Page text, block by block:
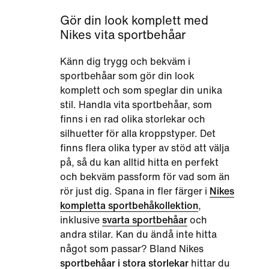
Gör din look komplett med
Nikes vita sportbehåar
Känn dig trygg och bekväm i
sportbehåar som gör din look
komplett och som speglar din unika
stil. Handla vita sportbehåar, som
finns i en rad olika storlekar och
silhuetter för alla kroppstyper. Det
finns flera olika typer av stöd att välja
på, så du kan alltid hitta en perfekt
och bekväm passform för vad som än
rör just dig. Spana in fler färger i Nikes
kompletta sportbehåkollektion,
inklusive svarta sportbehåar och
andra stilar. Kan du ändå inte hitta
något som passar? Bland Nikes
sportbehåar i stora storlekar hittar du